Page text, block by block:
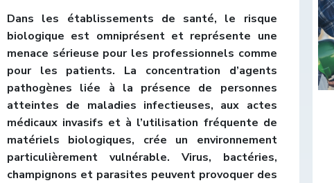
Dans les établissements de santé, le risque
biologique est omniprésent et représente une
menace sérieuse pour les professionnels comme
pour les patients. La concentration d’agents
pathogènes liée à la présence de personnes
atteintes de maladies infectieuses, aux actes
médicaux invasifs et à l’utilisation fréquente de
matériels biologiques, crée un environnement
particulièrement vulnérable. Virus, bactéries,
champignons et parasites peuvent provoquer des